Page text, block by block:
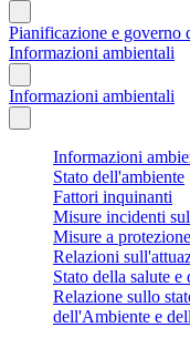
Pianificazione e governo
Informazioni ambientali
Informazioni ambientali
Informazioni
Stato dell'ambiente
Fattori inquinanti
Misure incidenti
Misure a
Relazioni
Stato della salute e
Relazione sullo
dell'Ambiente e